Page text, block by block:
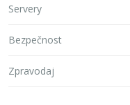
Servery
Bezpečnost
Zpravodaj